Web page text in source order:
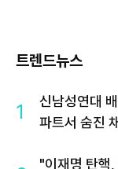
트렌드뉴스
1
신남성연대
파트서 숨진
"이재명 탄핵